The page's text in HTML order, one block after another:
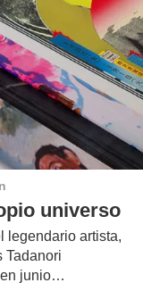
universo
legendario artista,
Tadanori
en junio…